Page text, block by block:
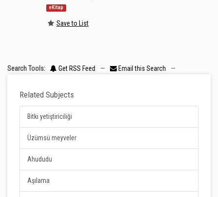
eKitap
Save to List
Search Tools: Get RSS Feed — Email this Search —
Related Subjects
Bitki yetiştiriciliği
Üzümsü meyveler
Ahududu
Aşılama